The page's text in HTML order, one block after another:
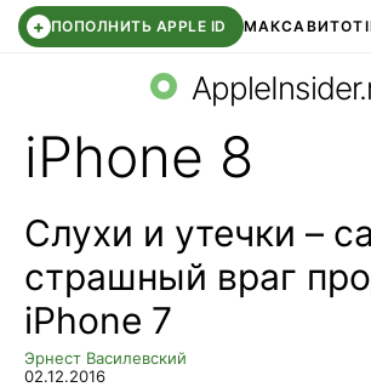
+ ПОПОЛНИТЬ APPLE ID МАКСАВИТО
WB КЛУБIOS 26.6 APPLE ID
iPhone 8
Слухи и утечки –
страшный враг
iPhone 7
Эрнест Василевский
02.12.2016